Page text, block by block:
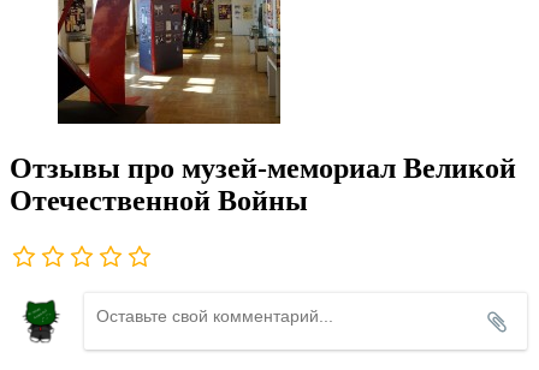
Отзывы про музей-мемориал Великой
Отечественной Войны